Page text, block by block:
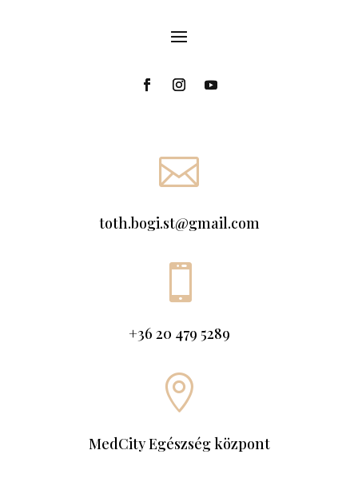

toth.bogi.st@gmail.com

+36 20 479 5289

MedCity Egészség központ